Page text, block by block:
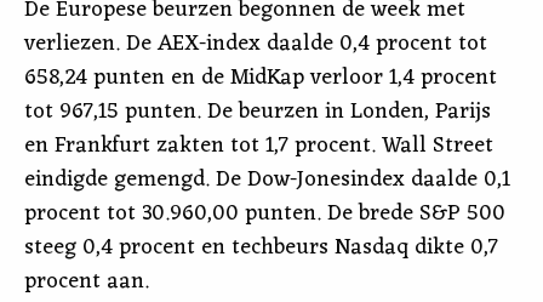
De Europese beurzen begonnen de week met
verliezen. De AEX-index daalde 0,4 procent tot
658,24 punten en de MidKap verloor 1,4 procent
tot 967,15 punten. De beurzen in Londen, Parijs
en Frankfurt zakten tot 1,7 procent. Wall Street
eindigde gemengd. De Dow-Jonesindex daalde 0,1
procent tot 30.960,00 punten. De brede S&P 500
steeg 0,4 procent en techbeurs Nasdaq dikte 0,7
procent aan.